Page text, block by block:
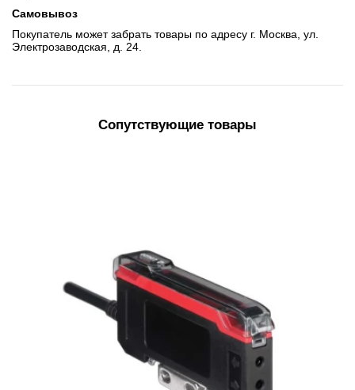
Самовывоз
Покупатель может забрать товары по адресу г. Москва, ул.
Электрозаводская, д. 24.
Сопутствующие товары